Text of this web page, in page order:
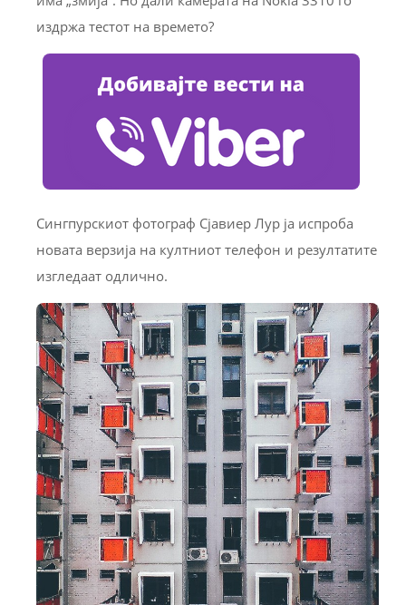
издржа тестот на времето?
Сингпурскиот фотограф Сјавиер Лур ја испроба
новата верзија на култниот телефон и резултатите
изгледаат одлично.